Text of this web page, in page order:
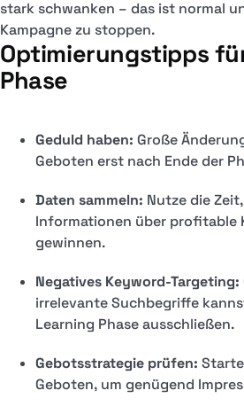
stark schwanken – das ist normal
Kampagne zu stoppen.
Optimierungstipps
Phase
Geduld haben: Große
Geboten erst nach Ende der
Daten sammeln: Nutze die
Informationen über profitable
gewinnen.
Negatives Keyword-Targeting:
irrelevante Suchbegriffe
Learning Phase ausschließen.
Gebotsstrategie prüfen:
Geboten, um genügend